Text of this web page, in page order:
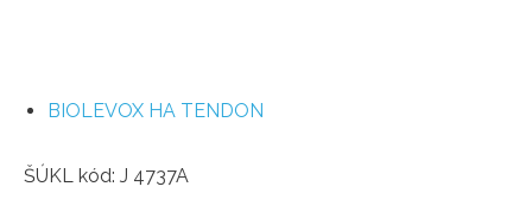
BIOLEVOX HA TENDON
ŠÚKL kód: J 4737A